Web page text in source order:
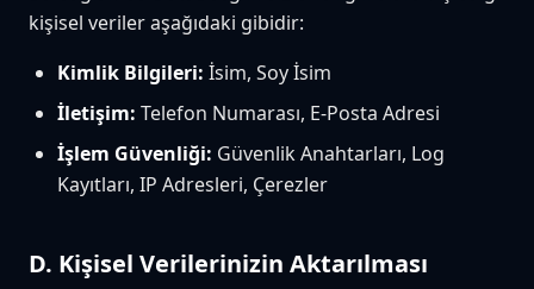
kişisel veriler aşağıdaki gibidir:
Kimlik Bilgileri: İsim, Soy İsim
İletişim: Telefon Numarası, E-Posta Adresi
İşlem Güvenliği: Güvenlik Anahtarları, Log
Kayıtları, IP Adresleri, Çerezler
D. Kişisel Verilerinizin Aktarılması